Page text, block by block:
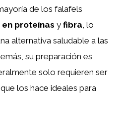
de los falafels
en proteínas y fibra , lo
alternativa saludable a las
su preparación es
solo requieren ser
los hace ideales para